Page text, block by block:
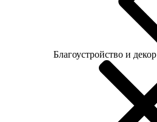
Благоустройство и декор